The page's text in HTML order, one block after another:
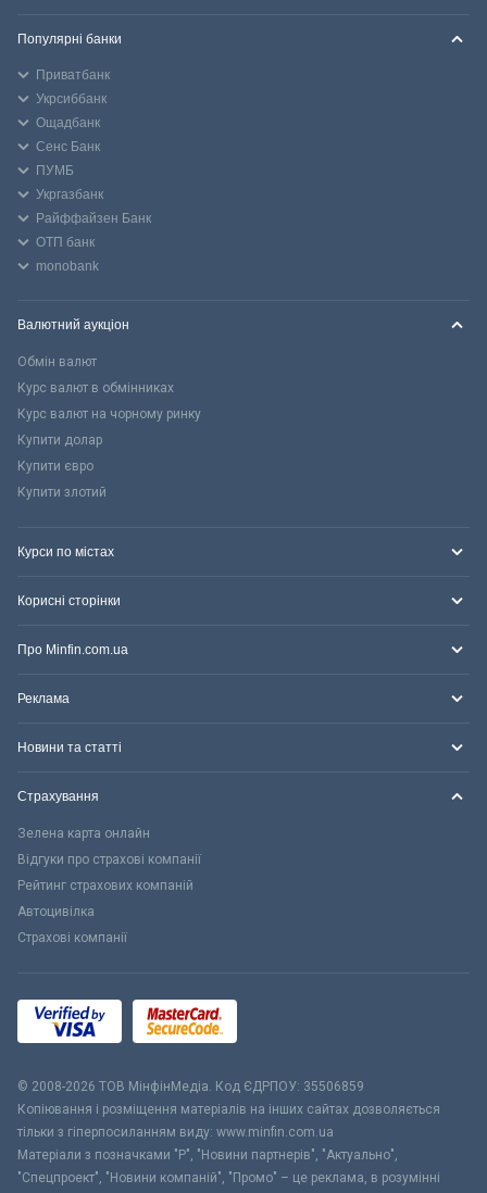
Популярні банки
Приватбанк
Укрсиббанк
Ощадбанк
Сенс Банк
ПУМБ
Укргазбанк
Райффайзен Банк
ОТП банк
monobank
Валютний аукціон
Обмін валют
Курс валют в обмінниках
Курс валют на чорному ринку
Купити долар
Купити євро
Купити злотий
Курси по містах
Корисні сторінки
Про Minfin.com.ua
Реклама
Новини та статті
Страхування
Зелена карта онлайн
Відгуки про страхові компанії
Рейтинг страхових компаній
Автоцивілка
Страхові компанії
© 2008-2026 ТОВ МiнфiнМедiа. Код ЄДРПОУ: 35506859
Копіювання і розміщення матеріалів на інших сайтах дозволяється
тільки з гіперпосиланням виду: www.minfin.com.ua
Матеріали з позначками "Р", "Новини партнерів", "Актуально",
"Спецпроект", "Новини компаній", "Промо" – це реклама, в розумінні